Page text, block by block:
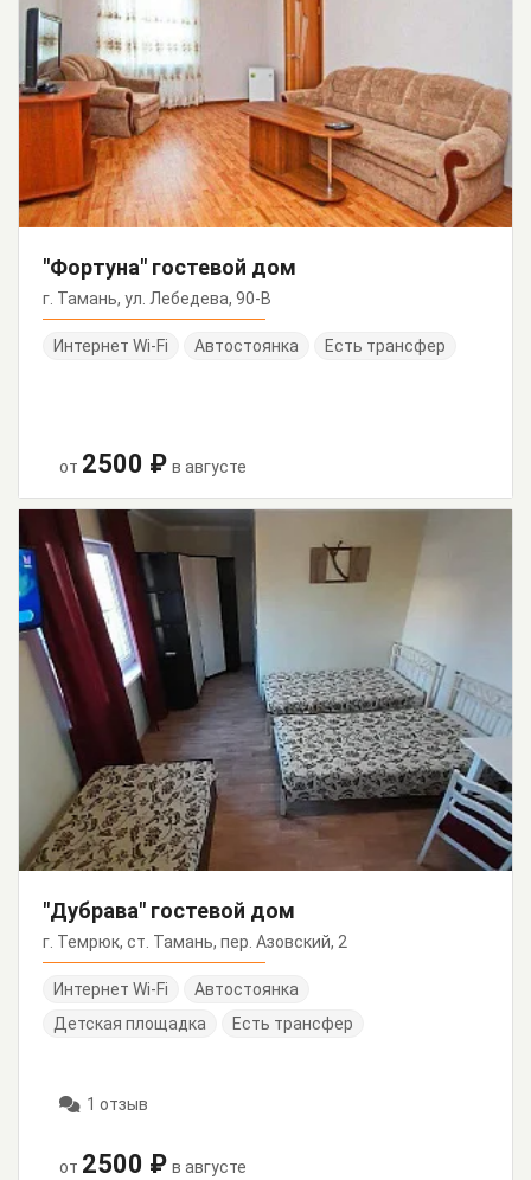
"Фортуна" гостевой дом
г. Тамань, ул. Лебедева, 90-В
Интернет Wi-Fi Автостоянка Есть трансфер
от 2500 ₽ в августе
"Дубрава" гостевой дом
г. Темрюк, ст. Тамань, пер. Азовский, 2
Интернет Wi-Fi
Автостоянка
Детская площадка
Есть трансфер
1 отзыв
от 2500 ₽ в августе